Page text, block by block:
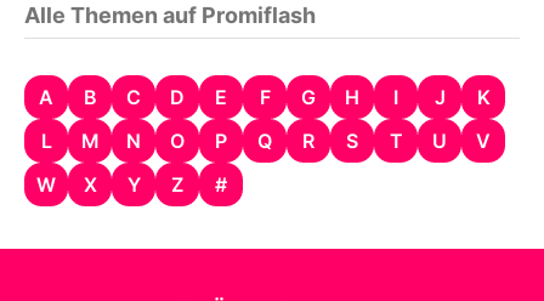
Alle Themen auf Promiflash
A B C D E F G H I J
K
L
M N O P Q R S T U
V
W
X Y Z #